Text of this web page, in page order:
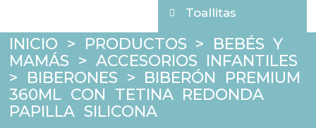
Toallitas
INICIO > PRODUCTOS > BEBÉS Y
MAMÁS > ACCESORIOS INFANTILES
> BIBERONES > BIBERÓN PREMIUM
360ML CON TETINA REDONDA
PAPILLA SILICONA